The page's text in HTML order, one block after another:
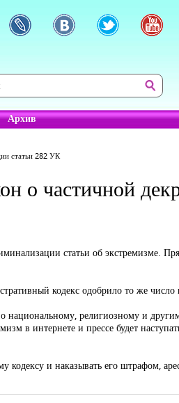
Архив
статьи 282 УК
о частичной
статьи об экстремизме.
кодекс одобрило то же число
религиозному и
в интернете и прессе будет
и наказывать его штрафом,